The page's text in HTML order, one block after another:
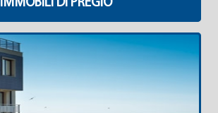
IMMOBILI DI PREGIO